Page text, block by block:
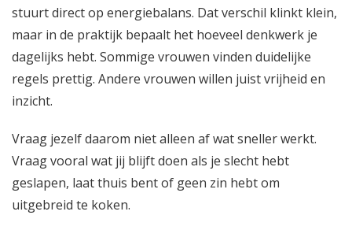
stuurt direct op energiebalans. Dat verschil klinkt klein,
maar in de praktijk bepaalt het hoeveel denkwerk je
dagelijks hebt. Sommige vrouwen vinden duidelijke
regels prettig. Andere vrouwen willen juist vrijheid en
inzicht.
Vraag jezelf daarom niet alleen af wat sneller werkt.
Vraag vooral wat jij blijft doen als je slecht hebt
geslapen, laat thuis bent of geen zin hebt om
uitgebreid te koken.